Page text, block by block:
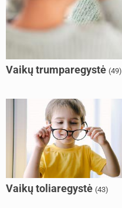
Vaikų trumparegystė (49)
Vaikų toliaregystė (43)